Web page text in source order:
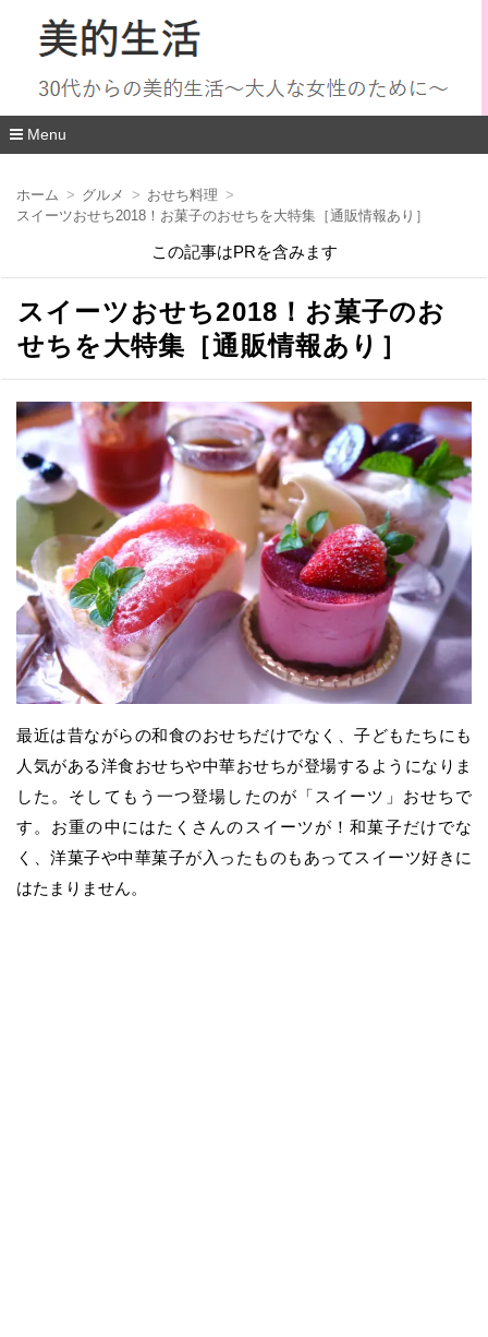
Menu
移
ホーム グルメ
おせち料理
スイーツおせち2018！お菓子のおせちを大特集［通販情報あり］
この記事はPRを含みます
スイーツおせち2018！お菓子のお
せちを大特集［通販情報あり］
最近は昔ながらの和食のおせちだけでなく、子どもたちにも
人気がある洋食おせちや中華おせちが登場するようになりま
した。そしてもう一つ登場したのが「スイーツ」おせちで
す。お重の中にはたくさんのスイーツが！和菓子だけでな
く、洋菓子や中華菓子が入ったものもあってスイーツ好きに
はたまりません。